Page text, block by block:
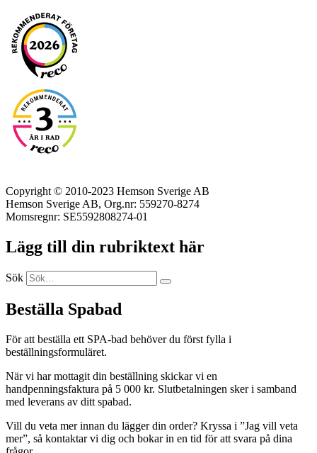
Copyright © 2010-2023 Hemson Sverige AB
Hemson Sverige AB, Org.nr: 559270-8274
Momsregnr: SE5592808274-01
Lägg till din rubriktext här
Sök
Beställa Spabad
För att beställa ett SPA-bad behöver du först fylla i
beställningsformuläret.
När vi har mottagit din beställning skickar vi en
handpenningsfaktura på 5 000 kr. Slutbetalningen sker i samband
med leverans av ditt spabad.
Vill du veta mer innan du lägger din order? Kryssa i ”Jag vill veta
mer”, så kontaktar vi dig och bokar in en tid för att svara på dina